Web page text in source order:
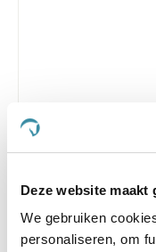
Deze website maakt
We gebruiken
personaliseren, om